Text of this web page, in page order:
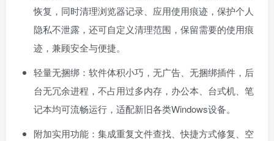
恢复，同时清理浏览器记录、应用使用痕迹，保护个人
隐私不泄露，还可自定义清理范围，保留需要的使用痕
迹，兼顾安全与便捷。
轻量无捆绑：软件体积小巧，无广告、无捆绑插件，后
台无冗余进程，不占用过多内存，办公本、台式机、笔
记本均可流畅运行，适配新旧各类Windows设备。
附加实用功能：集成重复文件查找、快捷方式修复、空